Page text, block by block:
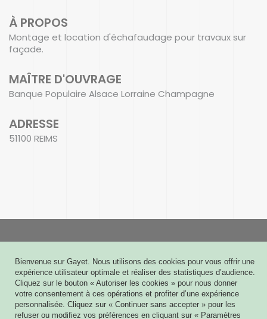
À PROPOS
Montage et location d'échafaudage pour travaux sur
façade.
MAÎTRE D'OUVRAGE
Banque Populaire Alsace Lorraine Champagne
ADRESSE
51100 REIMS
6 rue Joseph Cugnot - CS 60009
51432 TINQUEUX CEDEX
03 26 08 03 03
Bienvenue sur Gayet. Nous utilisons des cookies pour vous offrir une
expérience utilisateur optimale et réaliser des statistiques d’audience.
Cliquez sur le bouton « Autoriser les cookies » pour nous donner
votre consentement à ces opérations et profiter d’une expérience
personnalisée. Cliquez sur « Continuer sans accepter » pour les
refuser ou modifiez vos préférences en cliquant sur « Paramètres